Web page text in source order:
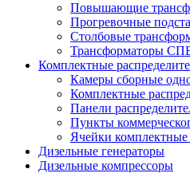
Повышающие
Прогревочные
Столбовые
Трансформаторы
Комплектные
Камеры сборные
Комплектные
Панели
Пункты
Ячейки
Дизельные генераторы
Дизельные компрессоры